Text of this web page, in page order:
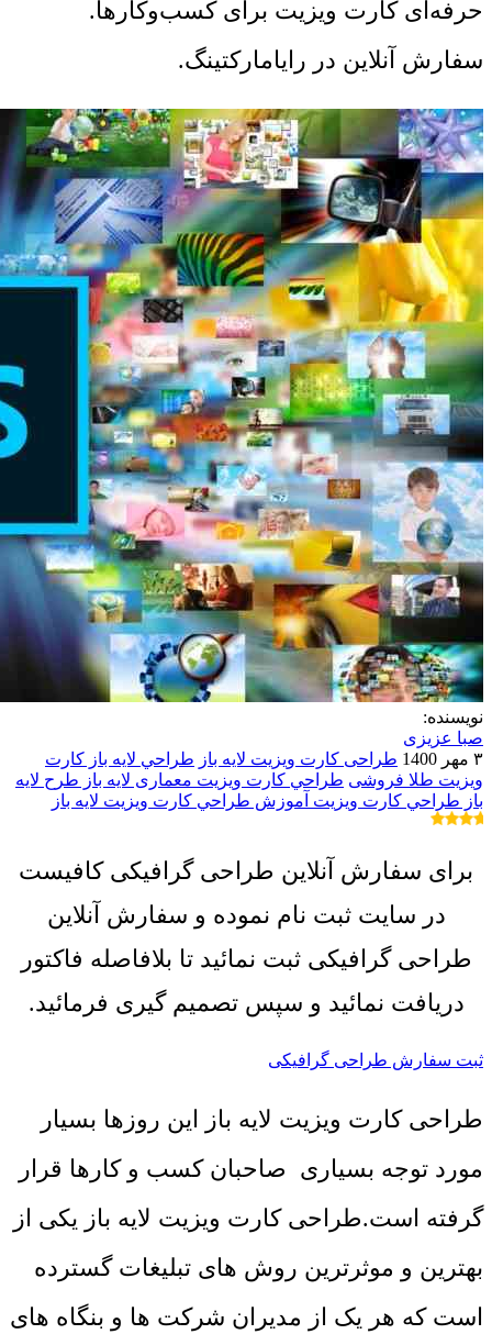
حرفه‌ای کارت ویزیت برای کسب‌وکارها.
سفارش آنلاین در رایامارکتینگ.
نویسنده:
صبا عزیزی
۳ مهر 1400
طراحی کارت ویزیت لایه باز طراحي لايه باز کارت
ويزيت طلا فروشی طراحي کارت ويزيت معماری لايه باز طرح لایه
باز طراحي کارت ويزيت آموزش طراحي کارت ويزيت لايه باز
برای سفارش آنلاین طراحی گرافیکی کافیست
در سایت ثبت نام نموده و سفارش آنلاین
طراحی گرافیکی ثبت نمائید تا بلافاصله فاکتور
دریافت نمائید و سپس تصمیم گیری فرمائید.
ثبت سفارش طراحی گرافیکی
طراحی کارت ویزیت لایه باز این روزها بسیار
مورد توجه بسیاری صاحبان کسب و کارها قرار
گرفته است.طراحی کارت ویزیت لایه باز یکی از
بهترین و موثرترین روش های تبلیغات گسترده
است که هر یک از مدیران شرکت ها و بنگاه های